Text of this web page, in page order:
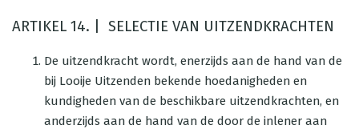
ARTIKEL 14. | SELECTIE VAN UITZENDKRACHTEN
De uitzendkracht wordt, enerzijds aan de hand van de
bij Looije Uitzenden bekende hoedanigheden en
kundigheden van de beschikbare uitzendkrachten, en
anderzijds aan de hand van de door de inlener aan